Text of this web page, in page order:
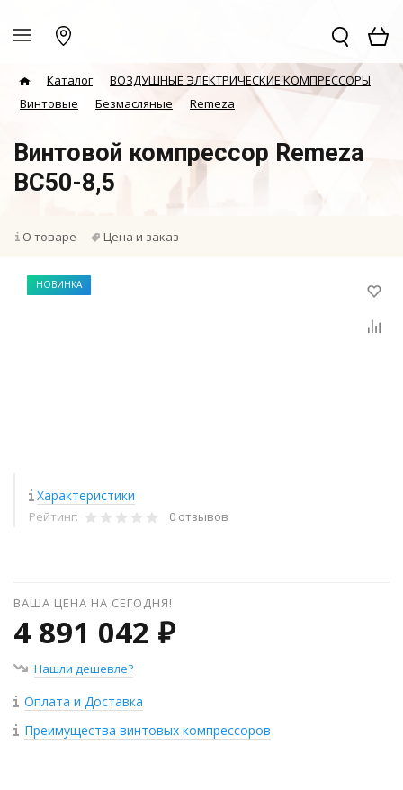
Каталог
ВОЗДУШНЫЕ ЭЛЕКТРИЧЕСКИЕ КОМПРЕССОРЫ
Винтовые
Безмасляные Remeza
Винтовой компрессор Remeza
ВС50-8,5
О товаре Цена и заказ
НОВИНКА
Характеристики
Рейтинг: 0 отзывов
ВАША ЦЕНА НА СЕГОДНЯ!
4 891 042 ₽
Нашли дешевле?
Оплата и Доставка
Преимущества винтовых компрессоров